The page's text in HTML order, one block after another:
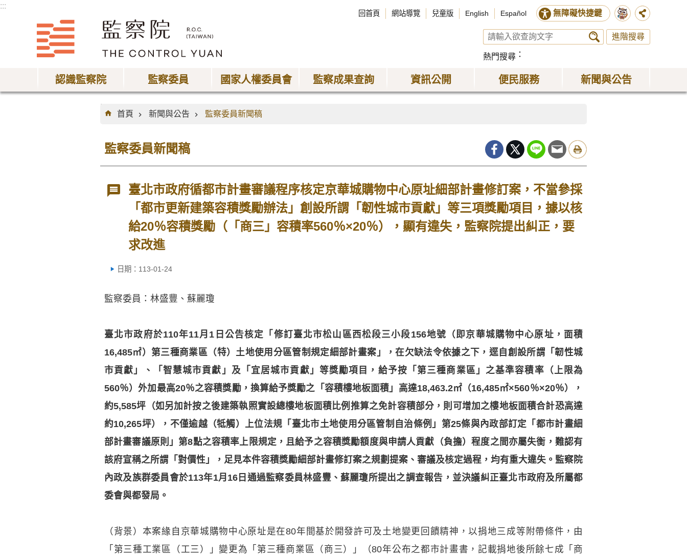
:::
回首頁 網站導覽 兒童版 English Español 無障礙快捷鍵
進階搜尋
熱門搜尋
認識監察院 監察委員 國家人權委員會 監察成果查詢 資訊公開 便民服務 新聞與公告
:::
首頁
新聞與公告 監察委員新聞稿
監察委員新聞稿
臺北市政府循都市計畫審議程序核定京華城購物中心原址細部計畫修訂案，不當參採
「都市更新建築容積獎勵辦法」創設所謂「韌性城市貢獻」等三項獎勵項目，據以核
給20％容積獎勵（「商三」容積率560％×20％），顯有違失，監察院提出糾正，要
求改進
日期：113-01-24
監察委員：林盛豐、蘇麗瓊
臺北市政府於110年11月1日公告核定「修訂臺北市松山區西松段三小段156地號（即京華城購物中心原址，面積
16,485㎡）第三種商業區（特）土地使用分區管制規定細部計畫案」，在欠缺法令依據之下，逕自創設所謂「韌性城
市貢獻」、「智慧城市貢獻」及「宜居城市貢獻」等獎勵項目，給予按「第三種商業區」之基準容積率（上限為
560％）外加最高20％之容積獎勵，換算給予獎勵之「容積樓地板面積」高達18,463.2㎡（16,485㎡×560％×20％），
約5,585坪（如另加計按之後建築執照實設總樓地板面積比例推算之免計容積部分，則可增加之樓地板面積合計恐高達
約10,265坪），不僅逾越（牴觸）上位法規「臺北市土地使用分區管制自治條例」第25條與內政部訂定「都市計畫細
部計畫審議原則」第8點之容積率上限規定，且給予之容積獎勵額度與申請人貢獻（負擔）程度之間亦屬失衡，難認有
該府宣稱之所謂「對價性」，足見本件容積獎勵細部計畫修訂案之規劃提案、審議及核定過程，均有重大違失。監察院
內政及族群委員會於113年1月16日通過監察委員林盛豐、蘇麗瓊所提出之調查報告，並決議糾正臺北市政府及所屬都
委會與都發局。
（背景）本案緣自京華城購物中心原址是在80年間基於開發許可及土地變更回饋精神，以捐地三成等附帶條件，由
「第三種工業區（工三）」變更為「第三種商業區（商三）」（80年公布之都市計畫書，記載捐地後所餘七成「商